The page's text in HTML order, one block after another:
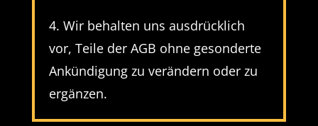
4. Wir behalten uns ausdrücklich
vor, Teile der AGB ohne gesonderte
Ankündigung zu verändern oder zu
ergänzen.